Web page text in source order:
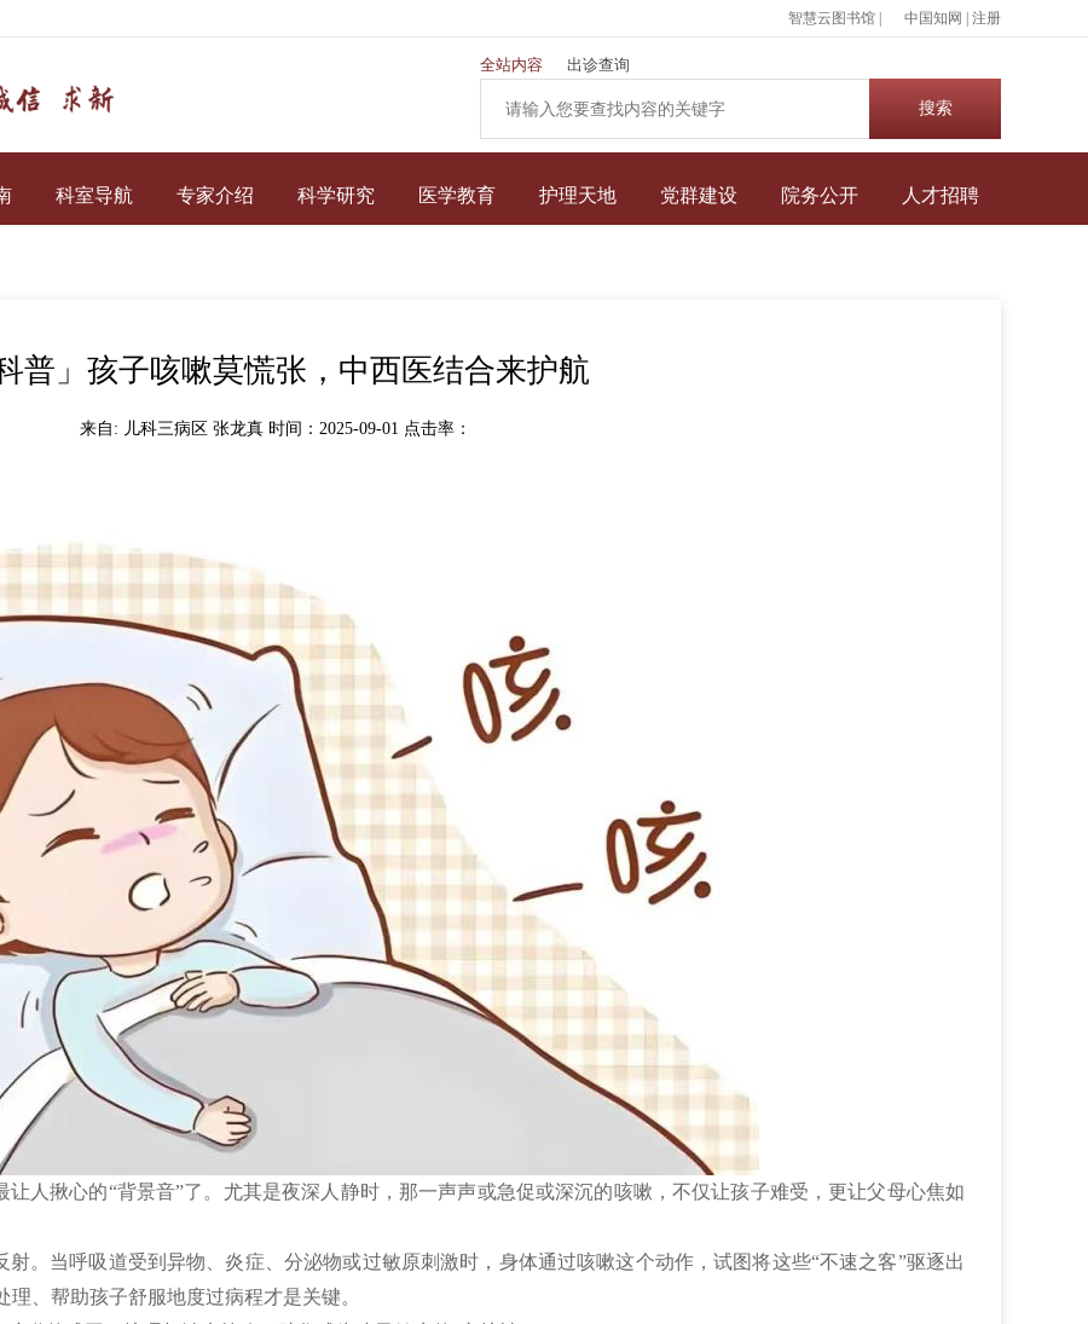
智慧云图书馆 | 中国知网 注册
全站内容 出诊查询
科室导航 专家介绍 科学研究 医学教育 护理天地 党群建设 院务公开 人才招聘
科普」孩子咳嗽莫慌张，中西医结合来护航
来自: 儿科三病区 张龙真 时间：2025-09-01 点击率：
人揪心的“背景音”了。尤其是夜深人静时，那一声声或急促或深沉的咳嗽，不仅让孩子难受，更让父母心焦如
。当呼吸道受到异物、炎症、分泌物或过敏原刺激时，身体通过咳嗽这个动作，试图将这些“不速之客”驱逐出
、帮助孩子舒服地度过病程才是关键。